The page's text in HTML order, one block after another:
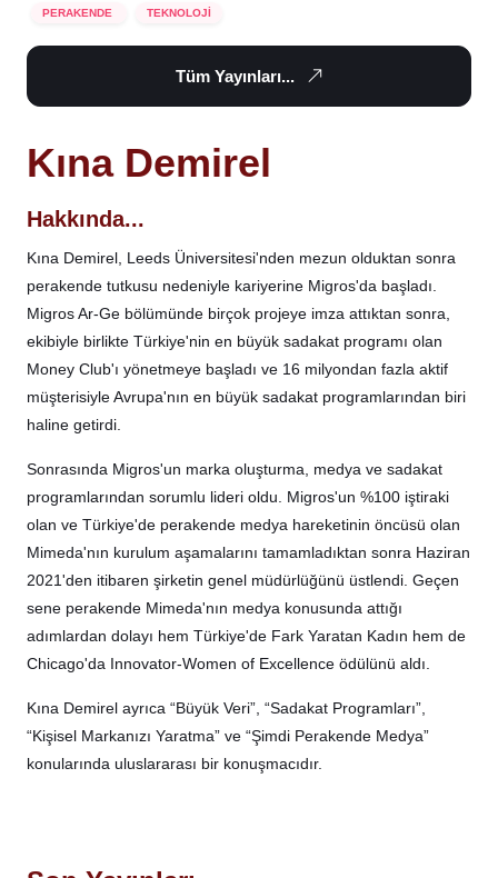
PERAKENDE TEKNOLOJİ
Tüm Yayınları...
Kına Demirel
Hakkında...
Kına Demirel, Leeds Üniversitesi'nden mezun olduktan sonra
perakende tutkusu nedeniyle kariyerine Migros'da başladı.
Migros Ar-Ge bölümünde birçok projeye imza attıktan sonra,
ekibiyle birlikte Türkiye'nin en büyük sadakat programı olan
Money Club'ı yönetmeye başladı ve 16 milyondan fazla aktif
müşterisiyle Avrupa'nın en büyük sadakat programlarından biri
haline getirdi.
Sonrasında Migros'un marka oluşturma, medya ve sadakat
programlarından sorumlu lideri oldu. Migros'un %100 iştiraki
olan ve Türkiye'de perakende medya hareketinin öncüsü olan
Mimeda'nın kurulum aşamalarını tamamladıktan sonra Haziran
2021'den itibaren şirketin genel müdürlüğünü üstlendi. Geçen
sene perakende Mimeda'nın medya konusunda attığı
adımlardan dolayı hem Türkiye'de Fark Yaratan Kadın hem de
Chicago'da Innovator-Women of Excellence ödülünü aldı.
Kına Demirel ayrıca “Büyük Veri”, “Sadakat Programları”,
“Kişisel Markanızı Yaratma” ve “Şimdi Perakende Medya”
konularında uluslararası bir konuşmacıdır.